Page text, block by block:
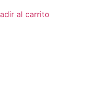
al carrito